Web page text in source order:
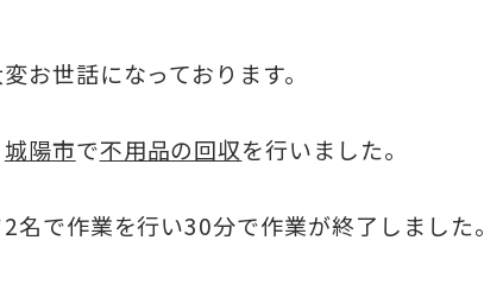
お世話になっております。
城陽市で不用品の回収を行いました。
名で作業を行い30分で作業が終了しました。